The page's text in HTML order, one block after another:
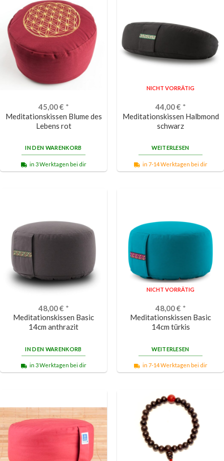
45,00€ *
Meditationskissen Blume des
Lebens rot
IN DEN WARENKORB
in 3 Werktagen bei dir
NICHT VORRÄTIG
44,00€ *
Meditationskissen Halbmond
schwarz
WEITERLESEN
in 7-14 Werktagen bei dir
48,00€ *
Meditationskissen Basic
14cm anthrazit
IN DEN WARENKORB
in 3 Werktagen bei dir
NICHT VORRÄTIG
48,00€ *
Meditationskissen Basic
14cm türkis
WEITERLESEN
in 7-14 Werktagen bei dir